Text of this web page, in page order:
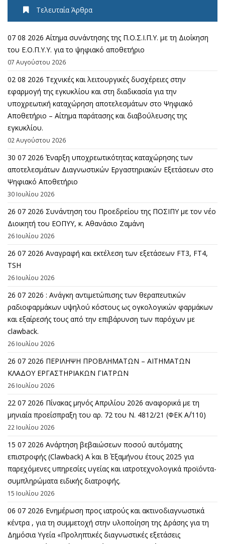
Τελευταία Άρθρα
07 08 2026 Αίτημα συνάντησης της Π.Ο.Σ.Ι.Π.Υ. με τη Διοίκηση
του Ε.Ο.Π.Υ.Υ. για το ψηφιακό αποθετήριο
07 Αυγούστου 2026
02 08 2026 Τεχνικές και λειτουργικές δυσχέρειες στην
εφαρμογή της εγκυκλίου και στη διαδικασία για την
υποχρεωτική καταχώρηση αποτελεσμάτων στο Ψηφιακό
Αποθετήριο – Αίτημα παράτασης και διαβούλευσης της
εγκυκλίου.
02 Αυγούστου 2026
30 07 2026 Έναρξη υποχρεωτικότητας καταχώρησης των
αποτελεσμάτων Διαγνωστικών Εργαστηριακών Εξετάσεων στο
Ψηφιακό Αποθετήριο
30 Ιουλίου 2026
26 07 2026 Συνάντηση του Προεδρείου της ΠΟΣΙΠΥ με τον νέο
Διοικητή του ΕΟΠΥΥ, κ. Αθανάσιο Ζαμάνη
26 Ιουλίου 2026
26 07 2026 Αναγραφή και εκτέλεση των εξετάσεων FT3, FT4,
TSH
26 Ιουλίου 2026
26 07 2026 : Ανάγκη αντιμετώπισης των θεραπευτικών
ραδιοφαρμάκων υψηλού κόστους ως ογκολογικών φαρμάκων
και εξαίρεσής τους από την επιβάρυνση των παρόχων με
clawback.
26 Ιουλίου 2026
26 07 2026 ΠΕΡΙΛΗΨΗ ΠΡΟΒΛΗΜΑΤΩΝ – ΑΙΤΗΜΑΤΩΝ
ΚΛΑΔΟΥ ΕΡΓΑΣΤΗΡΙΑΚΩΝ ΓΙΑΤΡΩΝ
26 Ιουλίου 2026
22 07 2026 Πίνακας μηνός Απριλίου 2026 αναφορικά με τη
μηνιαία προείσπραξη του αρ. 72 του Ν. 4812/21 (ΦΕΚ Α΄/110)
22 Ιουλίου 2026
15 07 2026 Ανάρτηση βεβαιώσεων ποσού αυτόματης
επιστροφής (Clawback) A΄ και Β΄ Εξαμήνου έτους 2025 για
παρεχόμενες υπηρεσίες υγείας και ιατροτεχνολογικά προϊόντα-
συμπληρώματα ειδικής διατροφής.
15 Ιουλίου 2026
06 07 2026 Eνημέρωση προς ιατρούς και ακτινοδιαγνωστικά
κέντρα , για τη συμμετοχή στην υλοποίηση της Δράσης για τη
Δημόσια Υγεία «Προληπτικές διαγνωστικές εξετάσεις